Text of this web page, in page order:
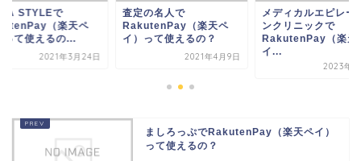
の名人で
（楽天ペ
って使えるの？
2021年4月9日
メディカルエピレーショ
ンクリニックで
RakutenPay（楽天ペ
AQUA STYLEで
RakutenPay（楽天
イ）って使えるの...
ましろっぷでRakutenPay（楽天ペイ）
って使えるの？